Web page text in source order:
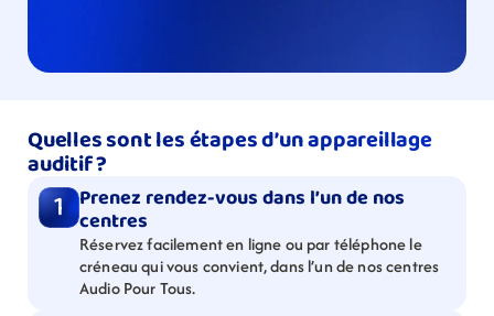
Quelles sont les étapes d’un appareillage
auditif ?
1 Prenez rendez-vous dans l’un de nos
centres
Réservez facilement en ligne ou par téléphone le
créneau qui vous convient, dans l’un de nos centres
Audio Pour Tous.